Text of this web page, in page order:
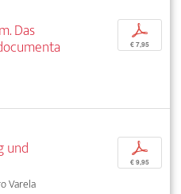
Das
p
€ 7,95
und
Varela
p
€ 9,95